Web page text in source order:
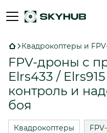
Квадрокоптеры и
FPV-дроны с
Elrs433 /
контроль и
боя
Квадрокоптеры